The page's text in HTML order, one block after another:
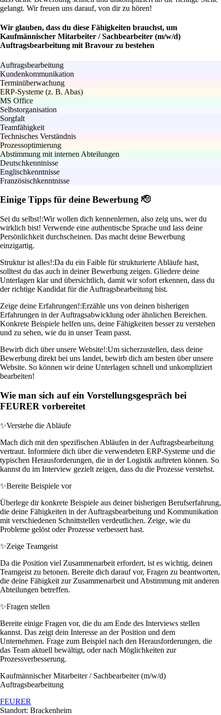
gelangt. Wir freuen uns darauf, von dir zu hören!
Wir glauben, dass du diese Fähigkeiten brauchst, um
Kaufmännischer Mitarbeiter / Sachbearbeiter (m/w/d)
Auftragsbearbeitung mit Bravour zu bestehen
Auftragsbearbeitung
Kundenkommunikation
Terminüberwachung
ERP-Systeme (z. B. Abas)
MS Office
Selbstorganisation
Sorgfalt
Teamfähigkeit
Technisches Verständnis
Prozessoptimierung
Abstimmung mit internen Abteilungen
Deutschkenntnisse
Englischkenntnisse
Französischkenntnisse
Einige Tipps für deine Bewerbung 🫡
Sei du selbst!:Wir wollen dich kennenlernen, also zeig uns, wer du
wirklich bist! Verwende eine authentische Sprache und lass deine
Persönlichkeit durchscheinen. Das macht deine Bewerbung
einzigartig.
Struktur ist alles!:Da du ein Faible für strukturierte Abläufe hast,
solltest du das auch in deiner Bewerbung zeigen. Gliedere deine
Unterlagen klar und übersichtlich, damit wir sofort erkennen, dass du
der richtige Kandidat für die Auftragsbearbeitung bist.
Zeige deine Erfahrungen!:Erzähle uns von deinen bisherigen
Erfahrungen in der Auftragsabwicklung oder ähnlichen Bereichen.
Konkrete Beispiele helfen uns, deine Fähigkeiten besser zu verstehen
und zu sehen, wie du in unser Team passt.
Bewirb dich über unsere Website!:Um sicherzustellen, dass deine
Bewerbung direkt bei uns landet, bewirb dich am besten über unsere
Website. So können wir deine Unterlagen schnell und unkompliziert
bearbeiten!
Wie man sich auf ein Vorstellungsgespräch bei
FEURER vorbereitet
✨Verstehe die Abläufe
Mach dich mit den spezifischen Abläufen in der Auftragsbearbeitung
vertraut. Informiere dich über die verwendeten ERP-Systeme und die
typischen Herausforderungen, die in der Logistik auftreten können. So
kannst du im Interview gezielt zeigen, dass du die Prozesse verstehst.
✨Bereite Beispiele vor
Überlege dir konkrete Beispiele aus deiner bisherigen Berufserfahrung,
die deine Fähigkeiten in der Auftragsbearbeitung und Kommunikation
mit verschiedenen Schnittstellen verdeutlichen. Zeige, wie du
Probleme gelöst oder Prozesse verbessert hast.
✨Zeige Teamgeist
Da die Position viel Zusammenarbeit erfordert, ist es wichtig, deinen
Teamgeist zu betonen. Bereite dich darauf vor, Fragen zu beantworten,
die deine Fähigkeit zur Zusammenarbeit und Abstimmung mit anderen
Abteilungen betreffen.
✨Fragen stellen
Bereite einige Fragen vor, die du am Ende des Interviews stellen
kannst. Das zeigt dein Interesse an der Position und dem
Unternehmen. Frage zum Beispiel nach den Herausforderungen, die
das Team aktuell bewältigt, oder nach Möglichkeiten zur
Prozessverbesserung.
Kaufmännischer Mitarbeiter / Sachbearbeiter (m/w/d)
Auftragsbearbeitung
FEURER
Standort: Brackenheim